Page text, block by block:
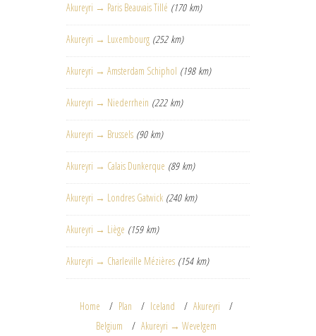
Akureyri → Paris Beauvais Tillé (170 km)
Akureyri → Luxembourg (252 km)
Akureyri → Amsterdam Schiphol (198 km)
Akureyri → Niederrhein (222 km)
Akureyri → Brussels (90 km)
Akureyri → Calais Dunkerque (89 km)
Akureyri → Londres Gatwick (240 km)
Akureyri → Liège (159 km)
Akureyri → Charleville Mézières (154 km)
Home Plan Iceland
Akureyri
Belgium
Akureyri → Wevelgem